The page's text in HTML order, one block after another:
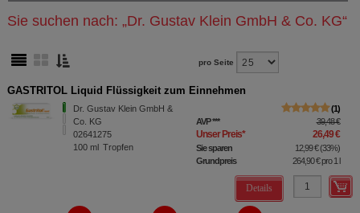
Sie suchen nach: „Dr. Gustav Klein GmbH & Co. KG“
pro Seite
GASTRITOL Liquid Flüssigkeit zum Einnehmen
Dr. Gustav Klein GmbH &
Co. KG
02641275
100 ml Tropfen
1
AVP*** 39,48 €
Unser Preis* 26,49 €
Sie sparen 12,99 €(33%)
Grundpreis
264,90 €pro 1 l
Details